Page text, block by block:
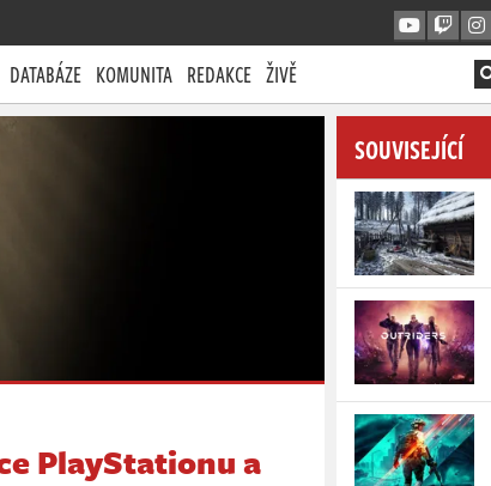
DATABÁZE KOMUNITA REDAKCE ŽIVĚ
PlayStationu a
SOUVISEJÍCÍ